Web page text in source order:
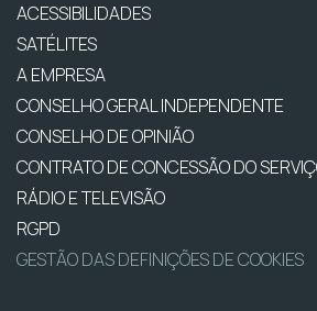
ACESSIBILIDADES
SATÉLITES
A EMPRESA
CONSELHO GERAL INDEPENDENTE
CONSELHO DE OPINIÃO
CONTRATO DE CONCESSÃO DO
RÁDIO E TELEVISÃO
RGPD
GESTÃO DAS DEFINIÇÕES DE COOKIES